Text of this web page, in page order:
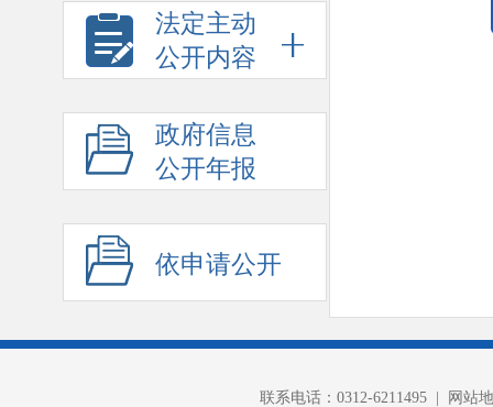
法定主动
公开内容
政府信息
公开年报
依申请公开
联系电话：0312-6211495 |
网站